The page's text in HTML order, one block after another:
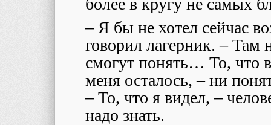
более в кругу не самых
– Я бы не хотел сейчас
говорил лагерник. – Там
смогут понять… То, что
меня осталось, – ни
– То, что я видел, –
надо знать.